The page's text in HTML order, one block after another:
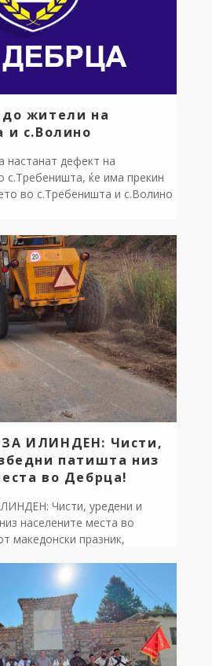
жители на
и с.Волино
настанат дефект на
с.Требеништа, ќе има прекин
во с.Требеништа и с.Волино
ИЛИНДЕН: Чисти,
патишта низ
во Дебрца!
Чисти, уредени и
населените места во
македонски празник,
како што најдобро умееме –
За поголема безбедност во
лик на нашата општина, овие
вршиме расчистување на
и проширување […]